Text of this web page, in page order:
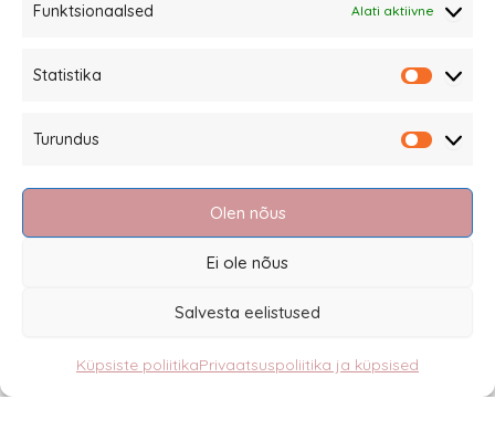
Funktsionaalsed Alati aktiivne
Statistika
Turundus
Olen nõus
Ei ole nõus
Salvesta eelistused
Küpsiste poliitikaPrivaatsuspoliitika ja küpsised
Müügitingimused
Kauba tagastamine